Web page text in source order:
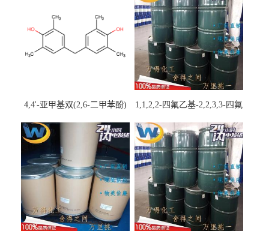
4,4'-亚甲基双(2,6-二甲苯酚)
1,1,2,2-四氟乙基-2,2,3,3-四氟